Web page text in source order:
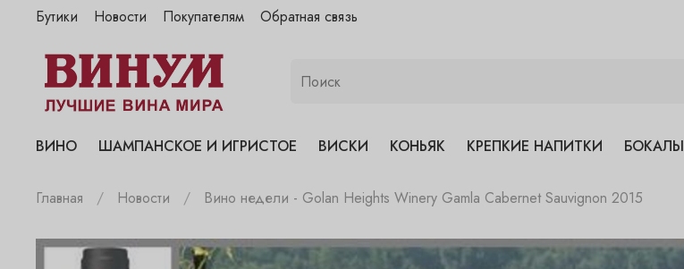
Бутики
"Винум" на Полянке
"Винум" на Гранатном
"Винум" на Сухаревском
"Винум" на Садовнической
Новости Покупателям Обратная связь
ВИНО ШАМПАНСКОЕ И ИГРИСТОЕ ВИСКИ КОНЬЯК КРЕПКИЕ НАПИТКИ БОКАЛЫ
Главная Новости Вино недели - Golan Heights Winery Gamla Cabernet Sauvignon 2015